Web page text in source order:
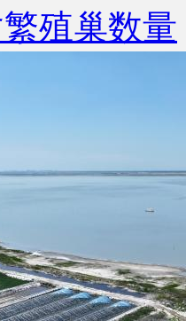
殖巢数量